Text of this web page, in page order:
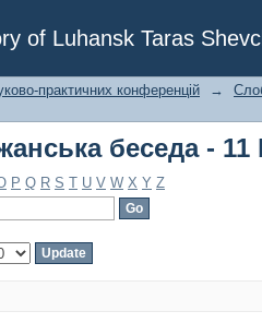
of Luhansk Taras
беседа - 11
практичних конференцій →
беседа - 11
P Q R S T U V W X Y Z